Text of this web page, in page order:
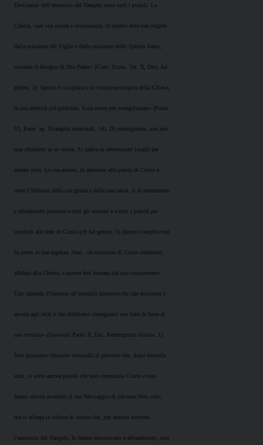
Destinatari dell’annuncio del Vangelo sono tutti i popoli. La
Chiesa, «per sua natura è missionaria, in quanto essa trae origine
dalla missione del Figlio e dalla missione dello Spirito Santo,
secondo il disegno di Dio Padre» (Conc. Ecum. Vat. II, Decr. Ad
gentes, 2). Questa è «la grazia e la vocazione propria della Chiesa,
la sua identità più profonda. Essa esiste per evangelizzare» (Paolo
VI, Esort. ap. Evangelii nuntiandi, 14). Di conseguenza, non può
mai chiudersi in se stessa. Si radica in determinati luoghi per
andare oltre. La sua azione, in adesione alla parola di Cristo e
sotto l’influsso della sua grazia e della sua carità, si fa pienamente
e attualmente presente a tutti gli uomini e a tutti i popoli per
condurli alla fede in Cristo (cfr Ad gentes, 5).Questo compito non
ha perso la sua urgenza. Anzi, «la missione di Cristo redentore,
affidata alla Chiesa, è ancora ben lontana dal suo compimento ‘
Uno sguardo d’insieme all’umanità dimostra che tale missione è
ancora agli inizi e che dobbiamo impegnarci con tutte le forze al
suo servizio» (Giovanni Paolo II, Enc. Redemptoris missio, 1).
Non possiamo rimanere tranquilli al pensiero che, dopo duemila
anni, ci sono ancora popoli che non conoscono Cristo e non
hanno ancora ascoltato il suo Messaggio di salvezza.Non solo;
ma si allarga la schiera di coloro che, pur avendo ricevuto
l’annuncio del Vangelo, lo hanno dimenticato e abbandonato, non